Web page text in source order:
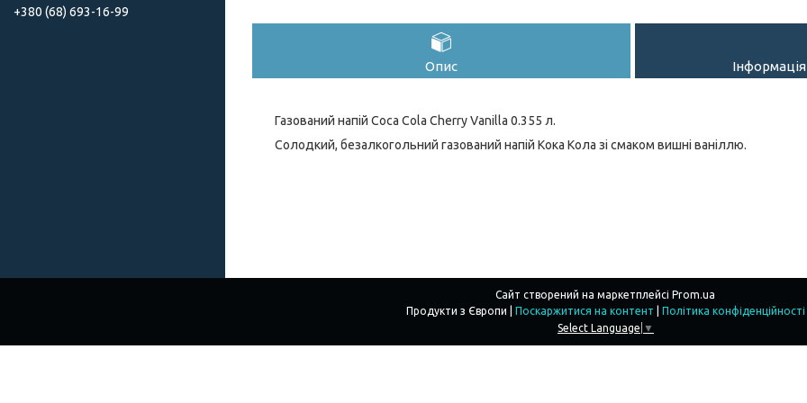
Опис
Газований напій Coca Cola Cherry Vanilla 0.355 л.
Солодкий, безалкогольний газований напій Кока Кола зі смаком вишні ваніллю.
+380 (68) 693-16-99
Сайт створений на маркетплейсі Prom.ua
Поскаржитися на контент
Політика конфіденційності
Select Language ▼